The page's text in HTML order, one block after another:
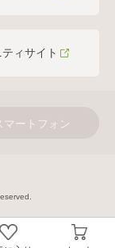
ィサイト
マートフォン